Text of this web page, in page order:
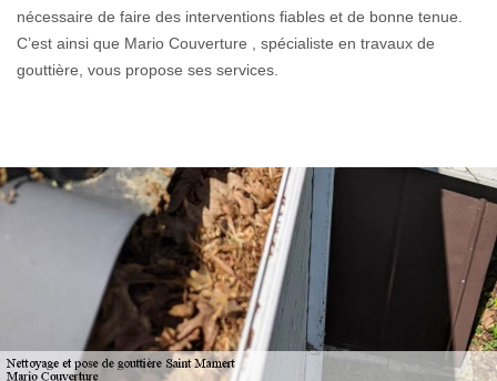
nécessaire de faire des interventions fiables et de bonne tenue.
C’est ainsi que Mario Couverture , spécialiste en travaux de
gouttière, vous propose ses services.